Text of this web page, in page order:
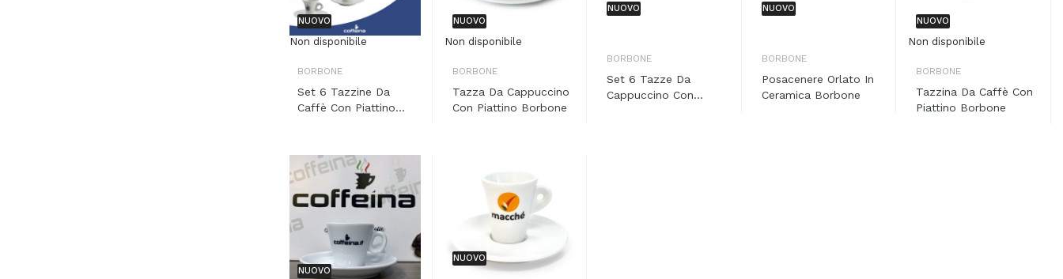
NUOVO
Non disponibile
BORBONE
Set 6 Tazzine Da
Caffè Con Piattino...
NUOVO
Non disponibile
BORBONE
Tazza Da Cappuccino
Con Piattino Borbone
NUOVO
BORBONE
Set 6 Tazze Da
Cappuccino Con...
NUOVO
BORBONE
Posacenere Orlato In
Ceramica Borbone
NUOVO
Non disponibile
BORBONE
Tazzina Da Caffè Con
Piattino Borbone
NUOVO
NUOVO